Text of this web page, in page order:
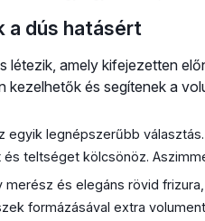
a dús hatásért
létezik, amely kifejezetten
kezelhetők és segítenek a
egyik legnépszerűbb
teltséget kölcsönöz.
merész és elegáns rövid
formázásával extra